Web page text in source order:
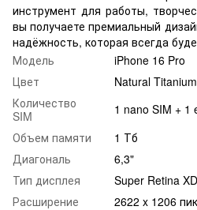
инструмент для работы,
вы получаете премиальный
надёжность, которая всегда
Модель
iPhone 16 Pro
Цвет
Natural Titanium
Количество
SIM
1 nano SIM + 1
Объем памяти
1 Тб
Диагональ
6,3"
Тип дисплея
Super Retina
Расширение
2622 x 1206